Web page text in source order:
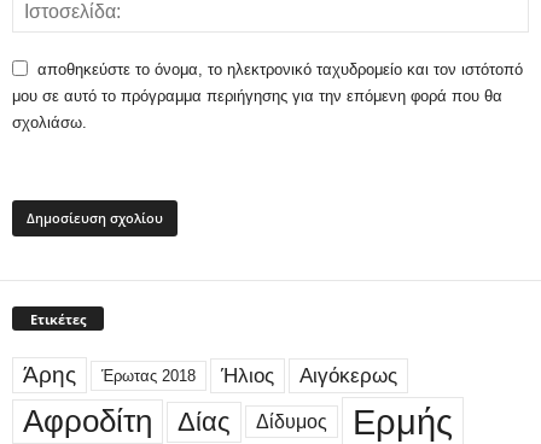
αποθηκεύστε το όνομα, το ηλεκτρονικό ταχυδρομείο και τον ιστότοπό
μου σε αυτό το πρόγραμμα περιήγησης για την επόμενη φορά που θα
σχολιάσω.
Ετικέτες
Άρης Έρωτας 2018 Ήλιος Αιγόκερως
Αφροδίτη Δίας Δίδυμος Ερμής